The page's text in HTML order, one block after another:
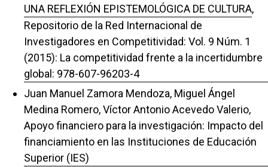
UNA REFLEXIÓN EPISTEMOLÓGICA DE CULTURA,
Repositorio de la Red Internacional de
Investigadores en Competitividad: Vol. 9 Núm. 1
(2015): La competitividad frente a la incertidumbre
global: 978-607-96203-4
Juan Manuel Zamora Mendoza, Miguel Ángel
Medina Romero, Víctor Antonio Acevedo Valerio,
Apoyo financiero para la investigación: Impacto del
financiamiento en las Instituciones de Educación
Superior (IES)